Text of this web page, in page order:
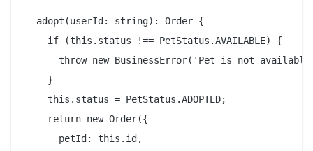
  adopt(userId: string): Order {
    if (this.status !== PetStatus.AVAILABLE) {
throw new BusinessError('Pet is not
    }
    this.status = PetStatus.ADOPTED;
    return new Order({
      petId: this.id,